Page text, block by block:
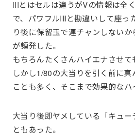
IIIとはセルは違うがVの情報は全
で、パワフルIIIと勘違いして座っ
り後に保留玉で連チャンしない
が頻発した。
もちろんたくさんハイエナさせて
しかし1/80の大当りを引く前に
ことも多く、そこまで効果的なハ
大当り後即ヤメしている「キュ
ともあった。